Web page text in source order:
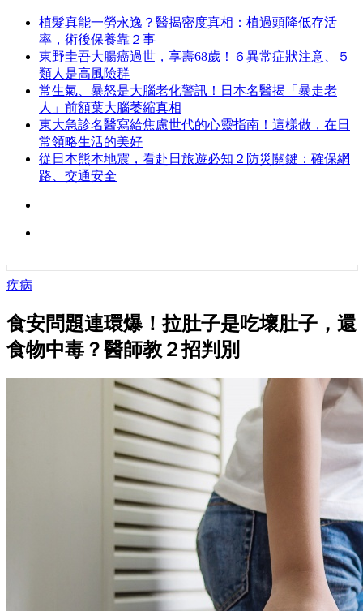
植髮真能一勞永逸？醫揭密度真相：植過頭降低存活
率，術後保養靠２事
東野圭吾大腸癌過世，享壽68歲！６異常症狀注意、５
類人是高風險群
常生氣、暴怒是大腦老化警訊！日本名醫揭「暴走老
人」前額葉大腦萎縮真相
東大急診名醫寫給焦慮世代的心靈指南！這樣做，在日
常領略生活的美好
從日本熊本地震，看赴日旅遊必知２防災關鍵：確保網
路、交通安全
疾病
食安問題連環爆！拉肚子是吃壞肚子，還
食物中毒？醫師教２招判別